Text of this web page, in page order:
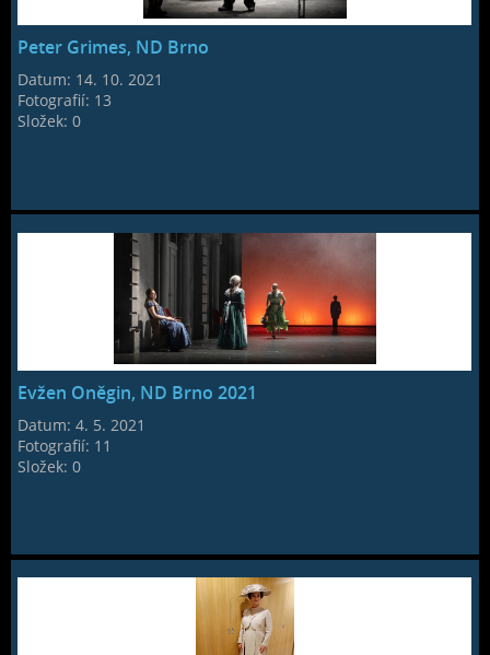
Peter Grimes, ND Brno
Datum: 14. 10. 2021
Fotografií: 13
Složek:0
Evžen Oněgin, ND Brno 2021
Datum:4. 5. 2021
Fotografií: 11
Složek:0